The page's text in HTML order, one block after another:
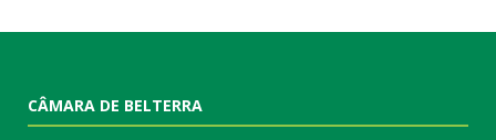
CÂMARA DE BELTERRA